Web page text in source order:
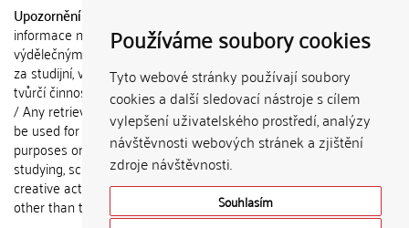
Používáme soubory cookies
Tyto webové stránky používají soubory
cookies a další sledovací nástroje s cílem
vylepšení uživatelského prostředí, analýzy
návštěvnosti webových stránek a zjištění
zdroje návštěvnosti.
Souhlasím
Upozornění / Notice:
informace nemohou být použity k
výdělečným účelům nebo vydávány
za studijní, vědeckou nebo jinou
tvůrčí činnost jiné osoby než autora.
/ Any retrieved information shall not
be used for any commercial
purposes or claimed as results of
studying, scientific or any other
creative activities of any person
other than the author.